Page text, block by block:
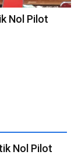
Nol Pilot
Nol Pilot